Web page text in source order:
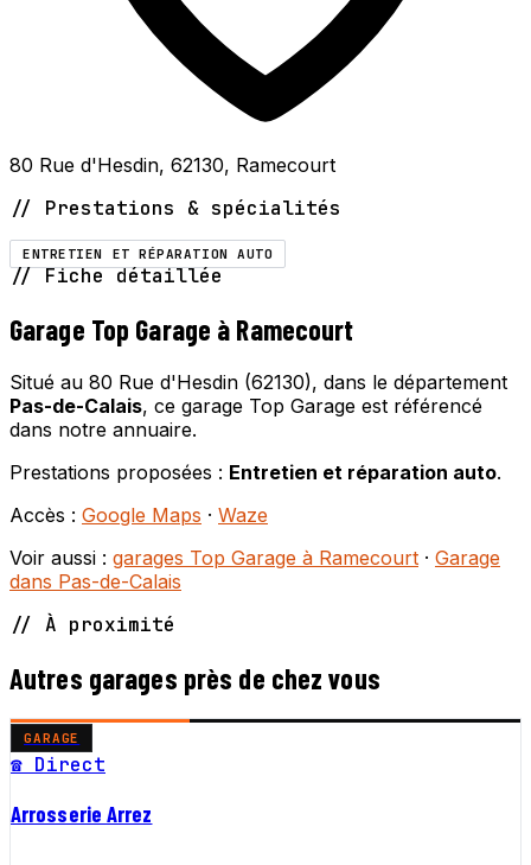
80 Rue d'Hesdin, 62130, Ramecourt
// Prestations & spécialités
ENTRETIEN ET RÉPARATION AUTO
// Fiche détaillée
Garage Top Garage à Ramecourt
Situé au 80 Rue d'Hesdin (62130), dans le département
Pas-de-Calais, ce garage Top Garage est référencé
dans notre annuaire.
Prestations proposées : Entretien et réparation auto.
Accès : Google Maps · Waze
Voir aussi : garages Top Garage à Ramecourt · Garage
dans Pas-de-Calais
// À proximité
Autres garages près de chez vous
GARAGE
☎ Direct
Arrosserie Arrez